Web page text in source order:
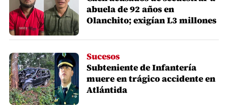
abuela de 92 años en
Olanchito; exigían L3 millones
Sucesos
Subteniente de Infantería
muere en trágico accidente en
Atlántida